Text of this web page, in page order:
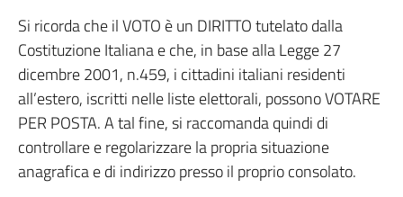
Si ricorda che il VOTO è un DIRITTO tutelato dalla
Costituzione Italiana e che, in base alla Legge 27
dicembre 2001, n.459, i cittadini italiani residenti
all’estero, iscritti nelle liste elettorali, possono VOTARE
PER POSTA. A tal fine, si raccomanda quindi di
controllare e regolarizzare la propria situazione
anagrafica e di indirizzo presso il proprio consolato.